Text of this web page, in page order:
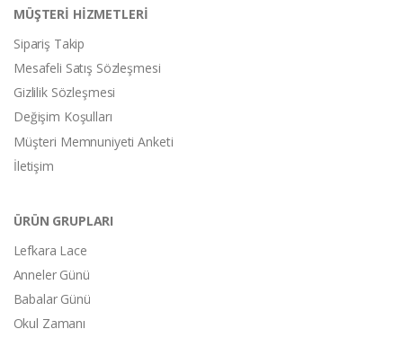
MÜŞTERİ HİZMETLERİ
Sipariş Takip
Mesafeli Satış Sözleşmesi
Gizlilik Sözleşmesi
Değişim Koşulları
Müşteri Memnuniyeti Anketi
İletişim
ÜRÜN GRUPLARI
Lefkara Lace
Anneler Günü
Babalar Günü
Okul Zamanı